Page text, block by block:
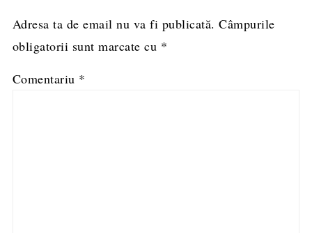
Adresa ta de email nu va fi publicată. Câmpurile
obligatorii sunt marcate cu *
Comentariu *